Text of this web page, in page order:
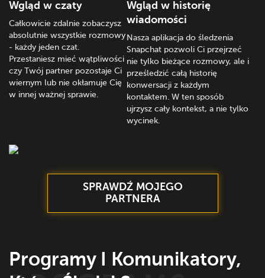
Wgląd w czaty
Całkowicie zdalnie zobaczysz
absolutnie wszystkie rozmowy
- każdy jeden czat.
Przestaniesz mieć wątpliwości
czy Twój partner pozostaje Ci
wiernym lub nie okłamuje Cię
w innej ważnej sprawie.
Wgląd w historię
wiadomości
Nasza aplikacja do śledzenia
Snapchat pozwoli Ci przejrzeć
nie tylko bieżące rozmowy, ale i
prześledzić całą historię
konwersacji z każdym
kontaktem. W ten sposób
ujrzysz cały kontekst, a nie tylko
wycinek.
SPRAWDŹ MOJEGO
PARTNERA
Programy I Komunikatory,